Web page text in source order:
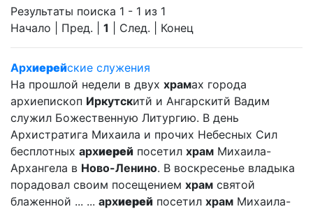
Результаты поиска 1 - 1 из 1
Начало | Пред. | 1 | След. | Конец
Архиерейские служения
На прошлой недели в двух храмах города
архиепископ Иркутскитй и Ангарскитй Вадим
служил Божественную Литургию. В день
Архистратига Михаила и прочих Небесных Сил
бесплотных архиерей посетил храм Михаила-
Архангела в Ново-Ленино. В воскресенье владыка
порадовал своим посещением храм святой
блаженной ... ... архиерей посетил храм Михаила-